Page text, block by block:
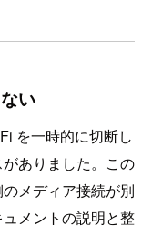
い
を一時的に切断し
ありました。この
メディア接続が別
メントの説明と整